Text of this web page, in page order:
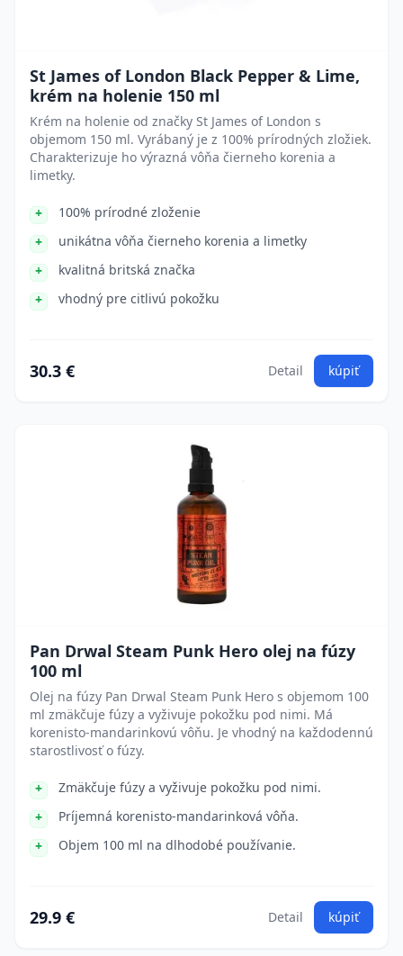
St James of London Black Pepper & Lime,
krém na holenie 150 ml
Krém na holenie od značky St James of London s
objemom 150 ml. Vyrábaný je z 100% prírodných zložiek.
Charakterizuje ho výrazná vôňa čierneho korenia a
limetky.
100% prírodné zloženie
unikátna vôňa čierneho korenia a limetky
kvalitná britská značka
vhodný pre citlivú pokožku
30.3 € Detail kúpiť
Pan Drwal Steam Punk Hero olej na fúzy
100 ml
Olej na fúzy Pan Drwal Steam Punk Hero s objemom 100
ml zmäkčuje fúzy a vyživuje pokožku pod nimi. Má
korenisto-mandarinkovú vôňu. Je vhodný na každodennú
starostlivosť o fúzy.
Zmäkčuje fúzy a vyživuje pokožku pod nimi.
Príjemná korenisto-mandarinková vôňa.
Objem 100 ml na dlhodobé používanie.
29.9 € Detail kúpiť